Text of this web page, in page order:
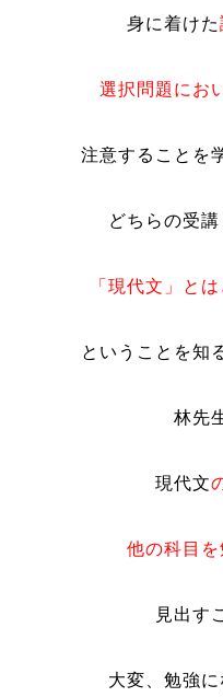
身に着けた
選択問題にお
注意することを
どちらの受講
「現代文」と
ということを知
林先
現代文
他の科目
見出す
大変、勉強に